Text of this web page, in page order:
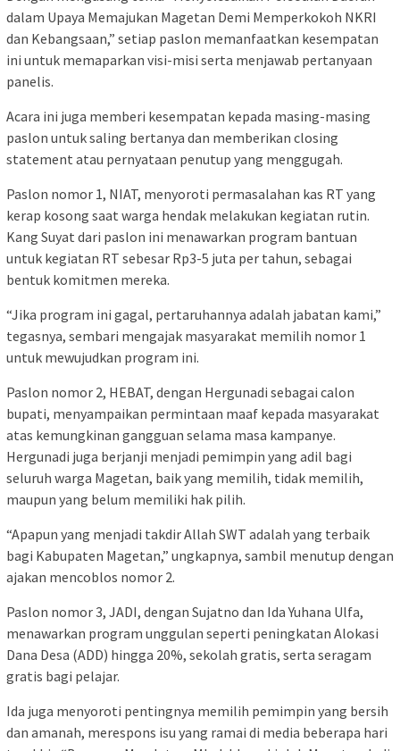
dalam Upaya Memajukan Magetan Demi Memperkokoh NKRI
dan Kebangsaan,” setiap paslon memanfaatkan kesempatan
ini untuk memaparkan visi-misi serta menjawab pertanyaan
panelis.
Acara ini juga memberi kesempatan kepada masing-masing
paslon untuk saling bertanya dan memberikan closing
statement atau pernyataan penutup yang menggugah.
Paslon nomor 1, NIAT, menyoroti permasalahan kas RT yang
kerap kosong saat warga hendak melakukan kegiatan rutin.
Kang Suyat dari paslon ini menawarkan program bantuan
untuk kegiatan RT sebesar Rp3-5 juta per tahun, sebagai
bentuk komitmen mereka.
“Jika program ini gagal, pertaruhannya adalah jabatan kami,”
tegasnya, sembari mengajak masyarakat memilih nomor 1
untuk mewujudkan program ini.
Paslon nomor 2, HEBAT, dengan Hergunadi sebagai calon
bupati, menyampaikan permintaan maaf kepada masyarakat
atas kemungkinan gangguan selama masa kampanye.
Hergunadi juga berjanji menjadi pemimpin yang adil bagi
seluruh warga Magetan, baik yang memilih, tidak memilih,
maupun yang belum memiliki hak pilih.
“Apapun yang menjadi takdir Allah SWT adalah yang terbaik
bagi Kabupaten Magetan,” ungkapnya, sambil menutup dengan
ajakan mencoblos nomor 2.
Paslon nomor 3, JADI, dengan Sujatno dan Ida Yuhana Ulfa,
menawarkan program unggulan seperti peningkatan Alokasi
Dana Desa (ADD) hingga 20%, sekolah gratis, serta seragam
gratis bagi pelajar.
Ida juga menyoroti pentingnya memilih pemimpin yang bersih
dan amanah, merespons isu yang ramai di media beberapa hari